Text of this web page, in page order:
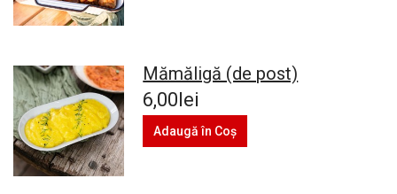
Mămăligă (de post)
6,00lei
Adaugă în Coş